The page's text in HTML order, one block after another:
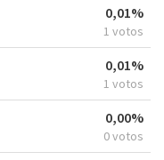
0,01%
1 votos
0,01%
1 votos
0,00%
0 votos